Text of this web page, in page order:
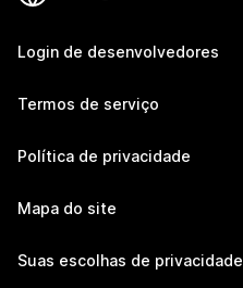
Login de desenvolvedores
Termos de serviço
Política de privacidade
Mapa do site
Suas escolhas de privacidade